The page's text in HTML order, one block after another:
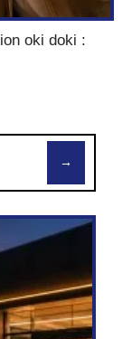
oki doki :